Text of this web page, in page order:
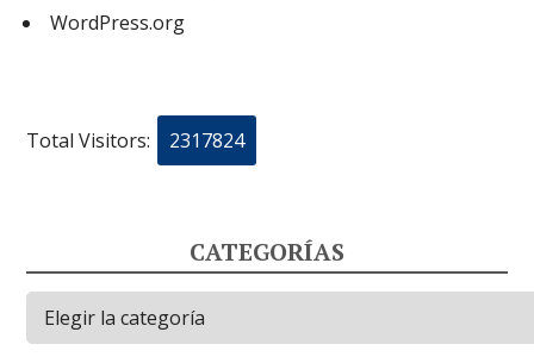
WordPress.org
Total Visitors: 2317824
CATEGORÍAS
Categorías